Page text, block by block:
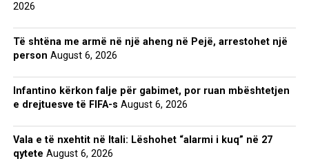
2026
Të shtëna me armë në një aheng në Pejë, arrestohet një
person August 6, 2026
Infantino kërkon falje për gabimet, por ruan mbështetjen
e drejtuesve të FIFA-s August 6, 2026
Vala e të nxehtit në Itali: Lëshohet “alarmi i kuq” në 27
qytete August 6, 2026